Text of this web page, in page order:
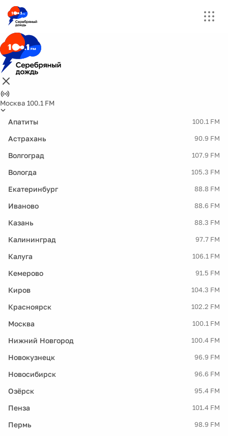
Москва 100.1 FM
Апатиты 100.1 FM
Астрахань 90.9 FM
Волгоград 107.9 FM
Вологда 105.3 FM
Екатеринбург 88.8 FM
Иваново 88.6 FM
Казань 88.3 FM
Калининград 97.7 FM
Калуга 106.1 FM
Кемерово 91.5 FM
Киров 104.3 FM
Красноярск 102.2 FM
Москва 100.1 FM
Нижний Новгород 100.4 FM
Новокузнецк 96.9 FM
Новосибирск 96.6 FM
Озёрск 95.4 FM
Пенза 101.4 FM
Пермь 98.9 FM